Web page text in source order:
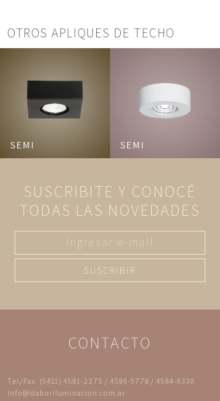
OTROS APLIQUES DE TECHO
SEMI SEMI
SUSCRIBITE Y CONOCÉ
TODAS LAS NOVEDADES
SUSCRIBIR
CONTACTO
Tel/Fax: (5411) 4581-2275 / 4586-5778 / 4584-6330
info@daboriluminacion.com.ar